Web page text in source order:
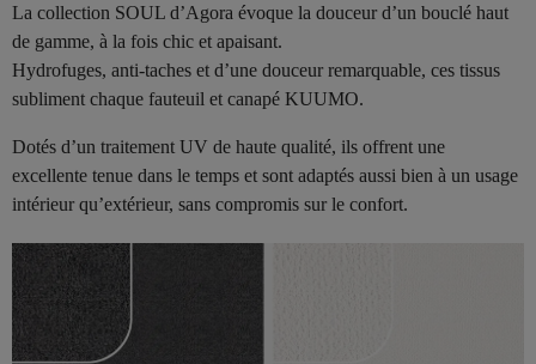
La collection SOUL d’Agora évoque la douceur d’un bouclé haut
de gamme, à la fois chic et apaisant.
Hydrofuges, anti-taches et d’une douceur remarquable, ces tissus
subliment chaque fauteuil et canapé KUUMO.
Dotés d’un traitement UV de haute qualité, ils offrent une
excellente tenue dans le temps et sont adaptés aussi bien à un usage
intérieur qu’extérieur, sans compromis sur le confort.